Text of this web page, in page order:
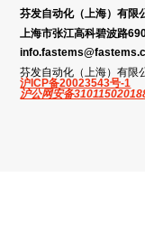
芬发自动化（上海）有限
上海市张江高科碧波路
芬发自动化（上海）有限
沪ICP备20023543号-1
沪公网安备